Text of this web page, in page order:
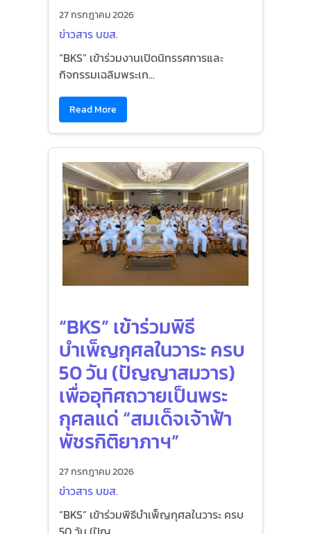
27 กรกฎาคม 2026
ข่าวสาร บขส.
“BKS” เข้าร่วมงานเปิดนิทรรศการและ
กิจกรรมเฉลิมพระเก...
Read More
“BKS” เข้าร่วมพิธี
บำเพ็ญกุศลในวาระ ครบ
50 วัน (ปัญญาสมวาร)
เพื่ออุทิศถวายเป็นพระ
กุศลแด่ “สมเด็จเจ้าฟ้า
พัชรกิติยาภาฯ”
27 กรกฎาคม 2026
ข่าวสาร บขส.
“BKS” เข้าร่วมพิธีบำเพ็ญกุศลในวาระ ครบ